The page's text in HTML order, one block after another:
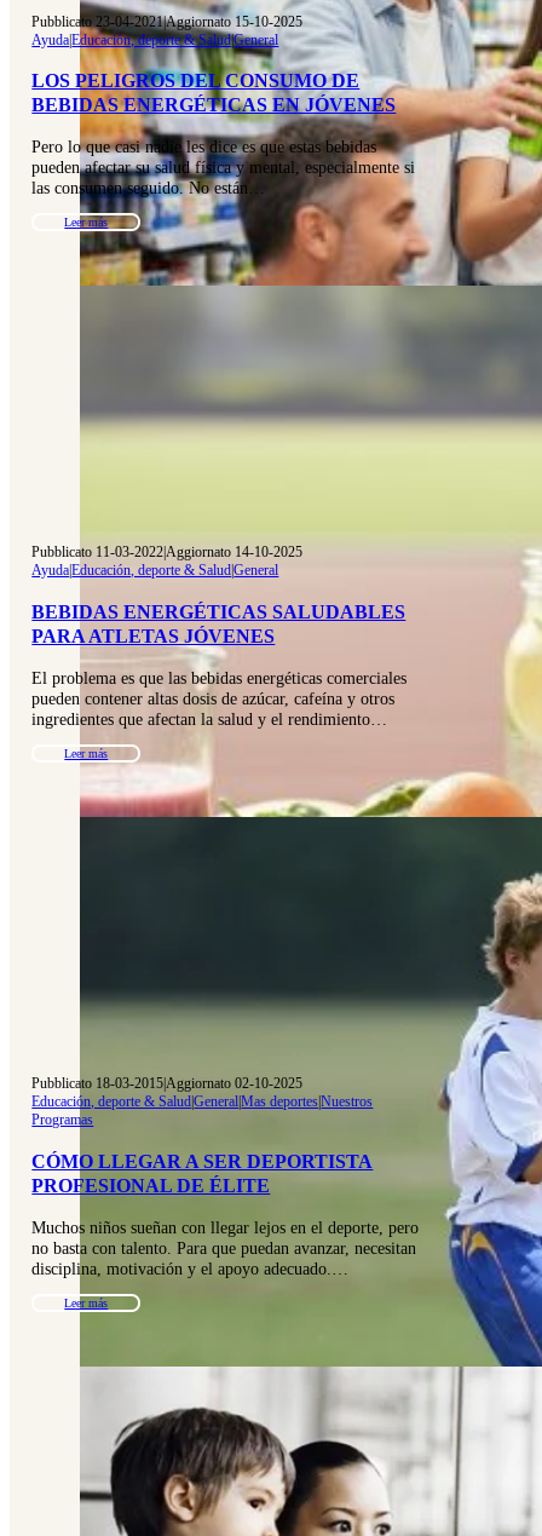
Pubblicato 23-04-2021|Aggiornato 15-10-2025
Ayuda|Educación, deporte & Salud|General
LOS PELIGROS DEL CONSUMO DE
BEBIDAS ENERGÉTICAS EN JÓVENES
Pero lo que casi nadie les dice es que estas bebidas
pueden afectar su salud física y mental, especialmente si
las consumen seguido. No están…
Leer más
Pubblicato 11-03-2022|Aggiornato 14-10-2025
Ayuda|Educación, deporte & Salud|General
BEBIDAS ENERGÉTICAS SALUDABLES
PARA ATLETAS JÓVENES
El problema es que las bebidas energéticas comerciales
pueden contener altas dosis de azúcar, cafeína y otros
ingredientes que afectan la salud y el rendimiento…
Leer más
Pubblicato 18-03-2015|Aggiornato 02-10-2025
Educación, deporte & Salud|General|Mas deportes|Nuestros
Programas
CÓMO LLEGAR A SER DEPORTISTA
PROFESIONAL DE ÉLITE
Muchos niños sueñan con llegar lejos en el deporte, pero
no basta con talento. Para que puedan avanzar, necesitan
disciplina, motivación y el apoyo adecuado.…
Leer más